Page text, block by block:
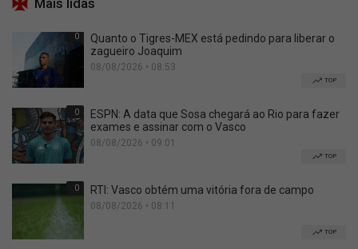
0
Quanto o Tigres-MEX está pedindo para liberar o
zagueiro Joaquim
08/08/2026 • 08:53
TOP
0
ESPN: A data que Sosa chegará ao Rio para fazer
exames e assinar com o Vasco
08/08/2026 • 09:01
TOP
0 RTI: Vasco obtém uma vitória fora de campo
08/08/2026 • 08:11
TOP